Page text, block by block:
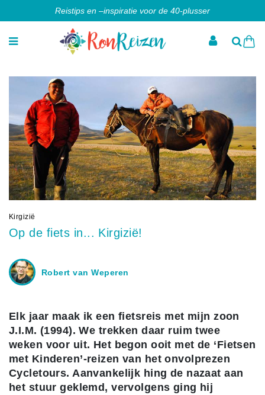
Reistips en –inspiratie voor de 40-plusser
Kirgizië
Op de fiets in... Kirgizië!
Robert van Weperen
Elk jaar maak ik een fietsreis met mijn zoon
J.I.M. (1994). We trekken daar ruim twee
weken voor uit. Het begon ooit met de ‘Fietsen
met Kinderen’-reizen van het onvolprezen
Cycletours. Aanvankelijk hing de nazaat aan
het stuur geklemd, vervolgens ging hij